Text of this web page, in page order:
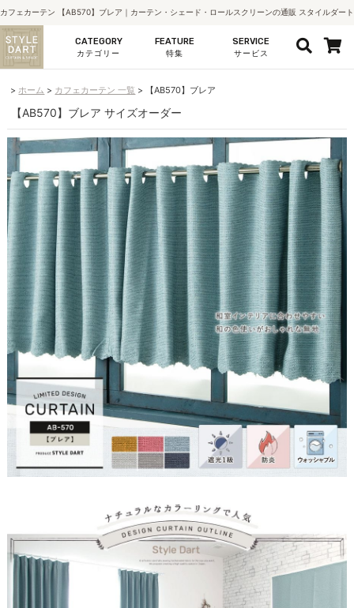
カフェカーテン 【AB570】ブレア｜カーテン・シェード・ロールスクリーンの通販 スタイルダート
CATEGORY
カテゴリー
FEATURE
特集
SERVICE
サービス
ホーム カフェカーテン 一覧 【AB570】ブレア
【AB570】ブレア サイズオーダー